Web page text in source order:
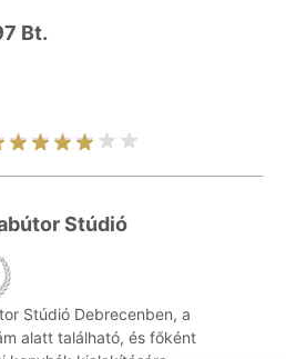
Bt.
Stúdió
Stúdió Debrecenben, a
alatt található, és főként